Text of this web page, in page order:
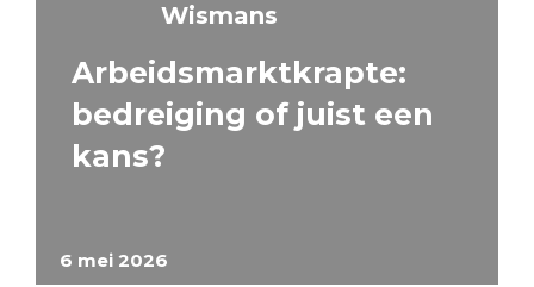
6 mei 2026
Wismans
Arbeidsmarktkrapte:
bedreiging of juist een
kans?